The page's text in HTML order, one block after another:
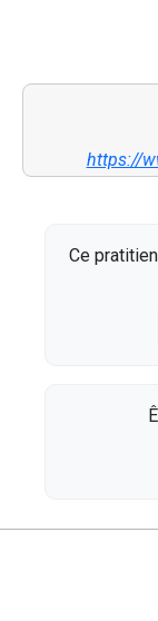
https://
Ce